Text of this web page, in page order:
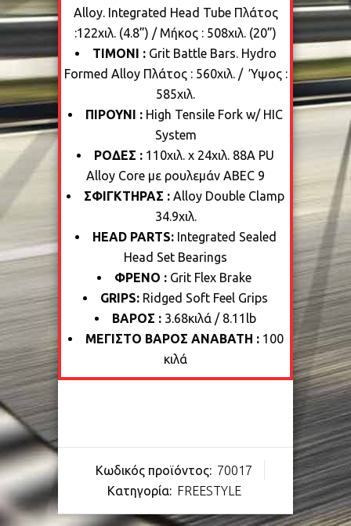
Alloy. Integrated Head Tube Πλάτος
:122χιλ. (4.8”) / Μήκος : 508χιλ. (20”)
ΤΙΜΟΝΙ :Grit Battle Bars. Hydro
Formed Alloy Πλάτος : 560χιλ. / Ύψος :
585χιλ.
ΠΙΡΟΥΝΙ : High Tensile Fork w/ HIC
System
ΡΟΔΕΣ : 110χιλ. x 24χιλ. 88A PU
Alloy Core με ρουλεμάν ABEC 9
ΣΦΙΓΚΤΗΡΑΣ : Alloy Double Clamp
34.9χιλ.
HEAD PARTS:Integrated Sealed
Head Set Bearings
ΦΡΕΝΟ :Grit Flex Brake
GRIPS: Ridged Soft Feel Grips
ΒΑΡΟΣ : 3.68κιλά / 8.11lb
ΜΕΓΙΣΤΟ ΒΑΡΟΣ ΑΝΑΒΑΤΗ : 100
κιλά
Κωδικός προϊόντος: 70017
Κατηγορία: FREESTYLE